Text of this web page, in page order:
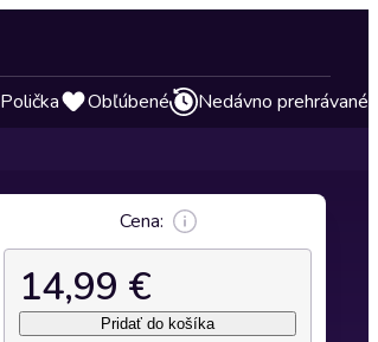
Polička Obľúbené Nedávno prehrávané
Cena:
14,99 €
Pridať do košíka